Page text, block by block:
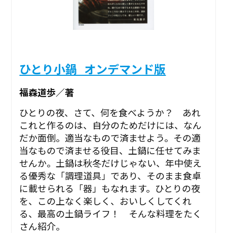
ひとり小鍋_オンデマンド版
福森道歩／著
ひとりの夜、さて、何を食べようか？ あれ
これと作るのは、自分のためだけには、なん
だか面倒。適当なもので済ませよう。その適
当なもので済ませる役目、土鍋に任せてみま
せんか。土鍋は秋冬だけじゃない、年中使え
る優秀な「調理道具」であり、そのまま食卓
に載せられる「器」もなれます。ひとりの夜
を、この上なく楽しく、おいしくしてくれ
る、最高の土鍋ライフ！ そんな料理をたく
さん紹介。